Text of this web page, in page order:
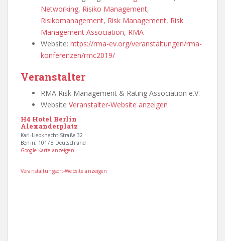
Networking, Risiko Management,
Risikomanagement, Risk Management, Risk
Management Association, RMA
Website: https://rma-ev.org/veranstaltungen/rma-
konferenzen/rmc2019/
Veranstalter
RMA Risk Management & Rating Association e.V.
Website Veranstalter-Website anzeigen
H4 Hotel Berlin
Alexanderplatz
Karl-Liebknecht-Straße 32
Berlin, 10178 Deutschland
Google Karte anzeigen
Veranstaltungsort-Website anzeigen